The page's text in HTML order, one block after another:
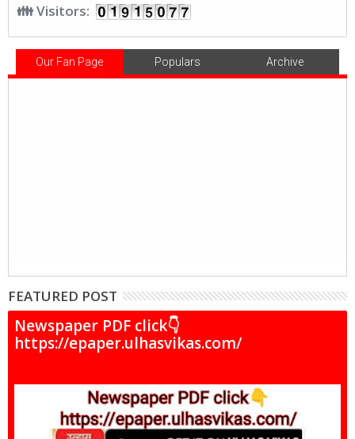
👪 Visitors:
Our Fan Page Populars Archive
FEATURED POST
Newspaper PDF click👇
https://epaper.ulhasvikas.com/